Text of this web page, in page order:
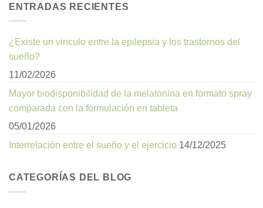
ENTRADAS RECIENTES
¿Existe un vinculo entre la epilepsia y los trastornos del
sueño?
11/02/2026
Mayor biodisponibilidad de la melatonina en formato spray
comparada con la formulación en tableta
05/01/2026
Interrelación entre el sueño y el ejercicio 14/12/2025
CATEGORÍAS DEL BLOG